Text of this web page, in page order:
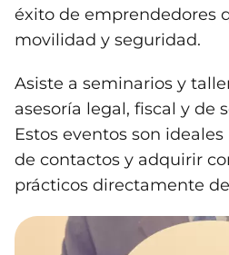
éxito de emprendedores
movilidad y seguridad.
Asiste a seminarios y
asesoría legal, fiscal y de
Estos eventos son
de contactos y adquirir
prácticos directamente